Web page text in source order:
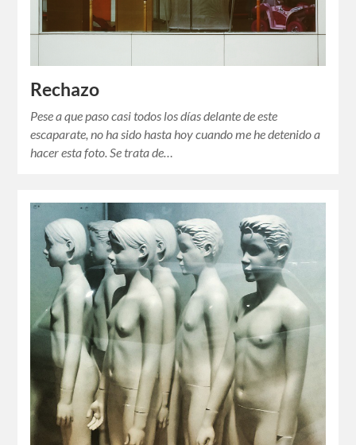
Rechazo
Pese a que paso casi todos los días delante de este
escaparate, no ha sido hasta hoy cuando me he detenido a
hacer esta foto. Se trata de…